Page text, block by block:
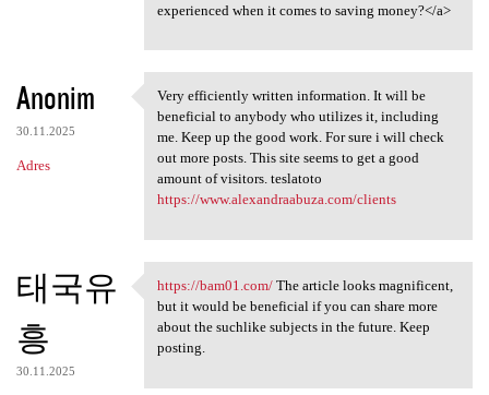
experienced when it comes to saving money?</a>
Anonim
30.11.2025
Adres
Very efficiently written
Very efficiently written information. It will be
beneficial to anybody who utilizes it, including
me. Keep up the good work. For sure i will check
out more posts. This site seems to get a good
amount of visitors. teslatoto
https://www.alexandraabuza.com/clients
태국유
흥
30.11.2025
https://bam01.com/ The
https://bam01.com/The article looks magnificent,
but it would be beneficial if you can share more
about the suchlike subjects in the future. Keep
posting.